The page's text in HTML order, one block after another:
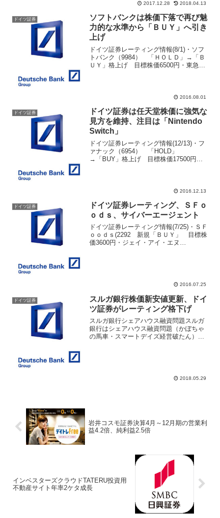
2017.12.28 2018.04.13
ドイツ証券
ソフトバンクは株価下落で再び魅
力的な水準から「ＢＵＹ」へ引き
上げ
ドイツ証券レーティング情報(8/1)・ソフ
トバンク（9984） 「ＨＯＬＤ」→「Ｂ
ＵＹ」格上げ 目標株価6500円・東急不
2016.08.01
ドイツ証券
ドイツ証券は任天堂株価に強気な
見方を維持、注目は「Nintendo
Switch」
ドイツ証券レーティング情報(12/13)・フ
ァナック（6954） 「HOLD」
→「BUY」格上げ 目標株価17500円
2016.12.13
ドイツ証券
ドイツ証券レーティング、ＳＦｏ
ｏｄｓ、サイバーエージェント
ドイツ証券レーティング情報(7/25)・ＳＦ
ｏｏｄｓ(2292 新規「ＢＵＹ」 目標株
価3600円・ジェイ・アイ・エヌ
2016.07.25
ドイツ証券
スルガ銀行株価新安値更新、ドイ
ツ証券がレーティング格下げ
スルガ銀行シェアハウス融資問題スルガ
銀行はシェアハウス融資問題（かぼちゃ
の馬車・スマートデイズ経営破たん）に
2018.05.29
岩井コスモ証券決算4月～12月期の営業利
益4.2倍、純利益2.5倍
インベスターズクラウドTATERU投資用
不動産サイト年率2ケタ成長